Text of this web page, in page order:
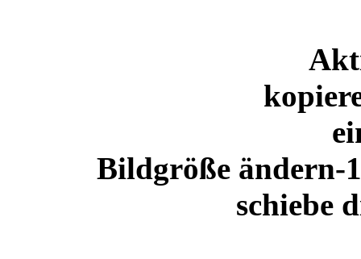
Bildgröße ändern-
schiebe